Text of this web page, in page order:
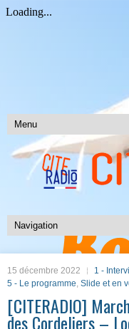
15 décembre 2022 1 -
5 - Le programme, Slide et en
[CITERADIO]
des Cordeliers –